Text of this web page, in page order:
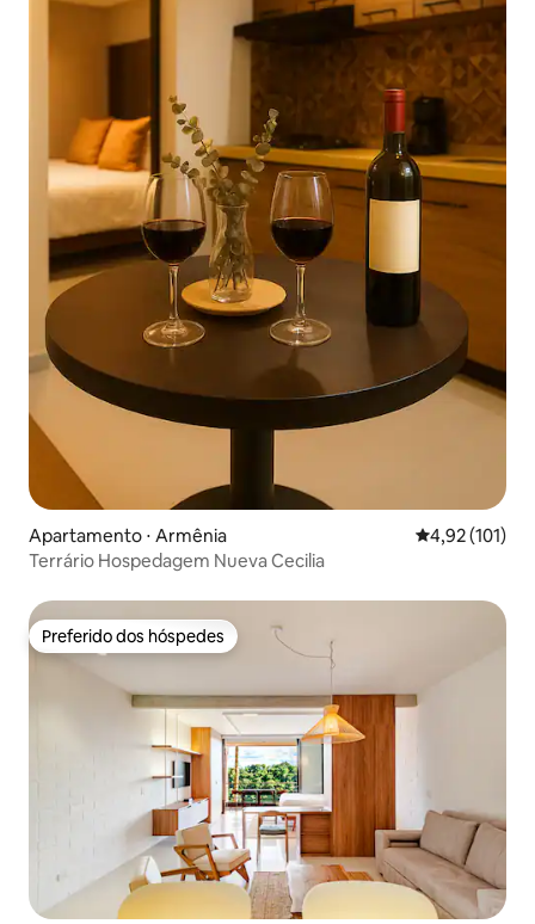
Apartamento ⋅ Armênia 4,92 de uma
4,92 (101)
Terrário Hospedagem Nueva Cecilia
Preferido dos hóspedes
Preferido dos hóspedes